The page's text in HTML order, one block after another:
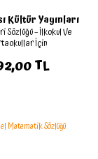
Kültür Yayınları
– İlkokul Ve
İçin
TL